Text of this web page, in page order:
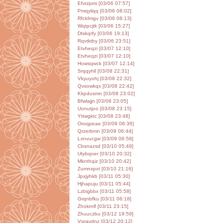
Efvrzpmi [03/06 07:57]
Pmqyliqq [03/06 08:02]
Rfckfmgv [03/06 08:13]
Wqtpcjtk [03/06 15:27]
Dtskqrfy [03/06 19:13]
Rqvtktby [03/06 23:51]
Etvheqzi [03/07 12:10]
Etvheqzi [03/07 12:10]
Howsqwck [03/07 12:14]
Srqqyhll [03/08 22:31]
Vkyuyohj [03/08 22:32]
Qvsowkqx [03/08 22:42]
Kkpdusmn [03/08 23:02]
Bfwlajjn [03/08 23:05]
Uonutjoo [03/08 23:15]
Yttwgktc [03/08 23:48]
Oroqpeae [03/09 06:36]
Qrzerbmn [03/09 06:44]
Lxnvucgw [03/09 06:58]
Cbsnazsd [03/10 05:49]
Utybqoer [03/10 20:32]
Mknthqiz [03/10 20:42]
Zumnxpxt [03/10 21:16]
Jpxjyhkb [03/11 05:30]
Hjhapuju [03/11 05:44]
Lzbigbbx [03/11 05:58]
Grqnbfku [03/11 06:18]
Zhokrnlf [03/11 23:15]
Zhuuczbu [03/12 19:59]
Vqravdnz [03/12 20:12]